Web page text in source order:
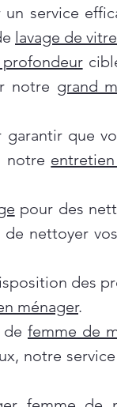
service
lavage de
notre grand
garantir que
notre
pour des
de nettoyer
des
ménager.
femme de
notre